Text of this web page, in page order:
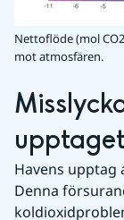
Nettoflöde (mol
mot atmosfären.
upptaget
Havens upptag
Denna